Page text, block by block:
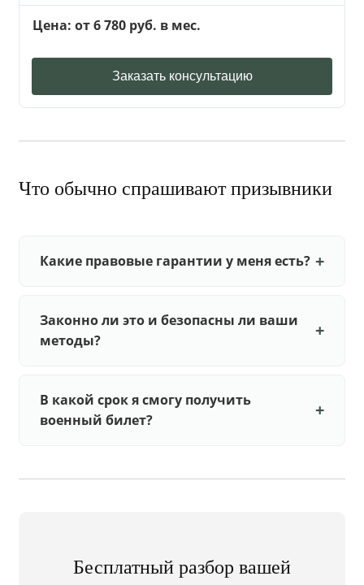
Цена: от 6 780 руб. в мес.
Заказать консультацию
Что обычно спрашивают призывники
Какие правовые гарантии у меня есть?
Законно ли это и безопасны ли ваши
методы?
В какой срок я смогу получить
военный билет?
Бесплатный разбор вашей